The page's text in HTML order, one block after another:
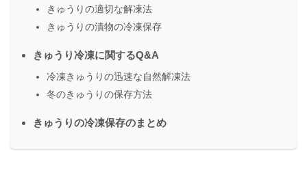
​​きゅうりの適切な解凍法
​​きゅうりの漬物の冷凍保存
きゅうり冷凍に関するQ&A
​​冷凍きゅうりの迅速な自然解凍法
​​冬のきゅうりの保存方法
きゅうりの冷凍保存のまとめ